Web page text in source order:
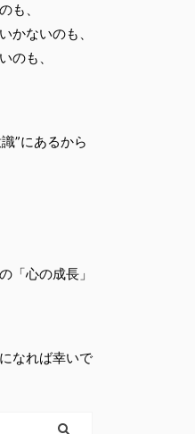
も、
かないのも、
のも、
”にあるから
「心の成長」
なれば幸いで